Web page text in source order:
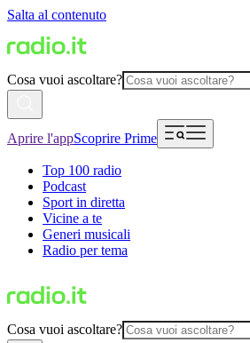
Salta al contenuto
Cosa vuoi ascoltare?
Aprire l'appScoprire Prime
Top 100 radio
Podcast
Sport in diretta
Vicine a te
Generi musicali
Radio per tema
Cosa vuoi ascoltare?